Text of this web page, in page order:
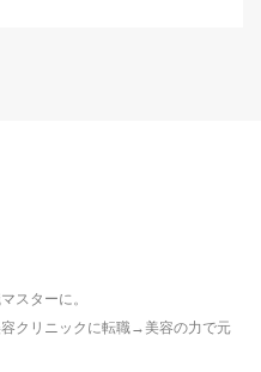
スターに。
クリニックに転職→美容の力で元